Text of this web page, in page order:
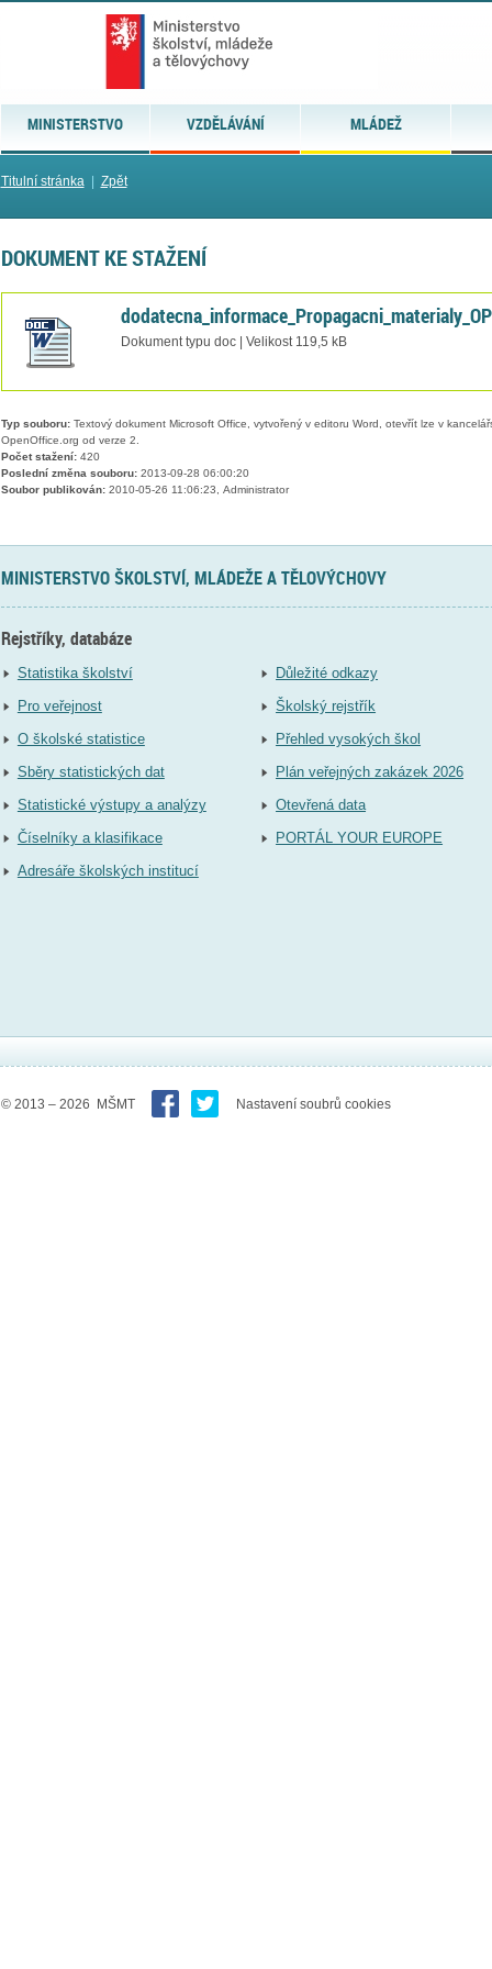
MINISTERSTVO VZDĚLÁVÁNÍ MLÁDEŽ
Titulní stránka| Zpět
DOKUMENT KE STAŽENÍ
Dokument typu doc | Velikost 119,5 kB
Typ souboru:Textový dokument Microsoft Office, vytvořený v editoru Word, otevřít lze v
OpenOffice.org od verze 2.
Počet stažení:420
Poslední změna souboru:2013-09-28 06:00:20
Soubor publikován:2010-05-26 11:06:23, Administrator
MINISTERSTVO ŠKOLSTVÍ, MLÁDEŽE A TĚLOVÝCHOVY
Rejstříky, databáze
Statistika školství
Pro veřejnost
O školské statistice
Sběry statistických dat
Statistické výstupy a analýzy
Číselníky a klasifikace
Adresáře školských institucí
Důležité odkazy
Školský rejstřík
Přehled vysokých škol
Plán veřejných zakázek 2026
Otevřená data
PORTÁL YOUR EUROPE
© 2013 – 2026 MŠMT Nastavení soubrů cookies